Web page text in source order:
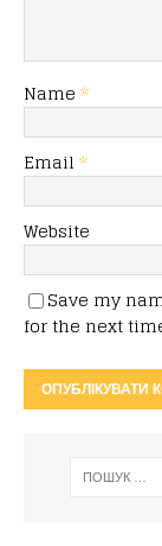
Name *
Email *
Website
Save my
for the next